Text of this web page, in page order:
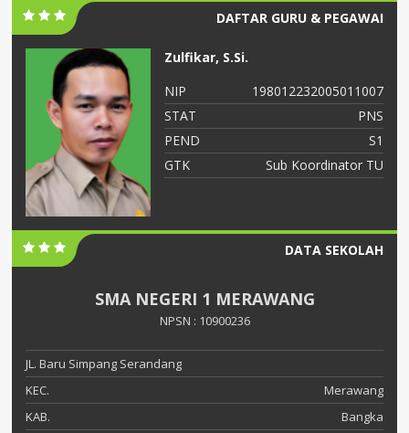
DAFTAR GURU & PEGAWAI
Zulfikar, S.Si.
NIP
198012232005011007
STAT
PNS
PEND
S1
GTK
Sub Koordinator TU
DATA SEKOLAH
SMA NEGERI 1 MERAWANG
NPSN : 10900236
JL. Baru Simpang Serandang
KEC.
Merawang
KAB.
Bangka